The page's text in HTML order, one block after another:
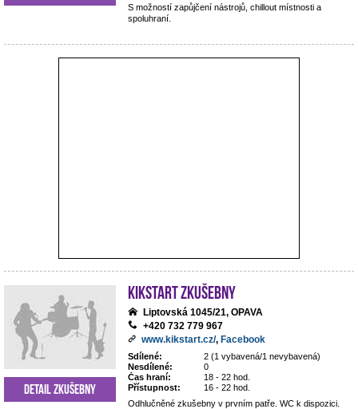
S možností zapůjčení nástrojů, chillout místnosti a
spoluhraní.
Kikstart zkušebny
Liptovská 1045/21, OPAVA
+420 732 779 967
www.kikstart.cz/, Facebook
Sdílené:
2 (1 vybavená/1 nevybavená)
Nesdílené:
0
Čas hraní:
18 - 22 hod.
Přístupnost:
16 - 22 hod.
Odhlučněné zkušebny v prvním patře. WC k dispozici.
Detail zkušebny